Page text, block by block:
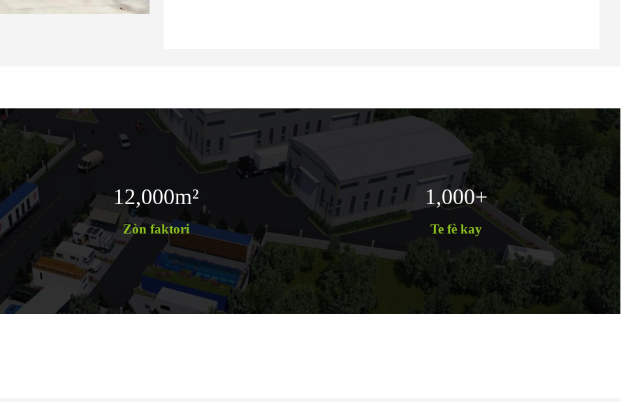
12,000m²
Zòn faktori
1,000+
Te fè kay